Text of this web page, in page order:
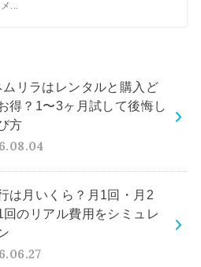
...
ムリラはレンタルと購入ど
得？1〜3ヶ月試して後悔し
方
は月いくら？月1回・月2
回のリアル費用をシミュレ